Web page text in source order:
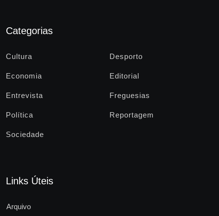
Categorias
Cultura Desporto
Economia Editorial
Entrevista Freguesias
Política Reportagem
Sociedade
Links Úteis
Arquivo